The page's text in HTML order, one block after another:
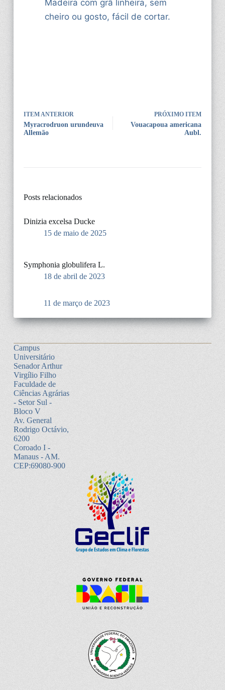
Madeira com grã linheira, sem
cheiro ou gosto, fácil de cortar.
ITEM ANTERIOR
Myracrodruon urundeuva
Allemão
PRÓXIMO ITEM
Vouacapoua americana
Aubl.
Posts relacionados
Dinizia excelsa Ducke
15 de maio de 2025
Symphonia globulifera L.
18 de abril de 2023
11 de março de 2023
Campus
Universitário
Senador Arthur
Virgílio Filho
Faculdade de
Ciências Agrárias
- Setor Sul -
Bloco V
Av. General
Rodrigo Octávio,
6200
Coroado I -
Manaus - AM.
CEP:69080-900